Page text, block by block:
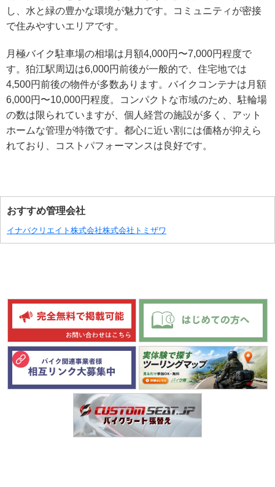
し、水と緑の豊かな環境が魅力です。コミュニティが密接
で住みやすいエリアです。
月極バイク駐車場の相場は月額4,000円〜7,000円程度で
す。狛江駅周辺は6,000円前後が一般的で、住宅地では
4,500円前後の物件が多数あります。バイクコンテナは月額
6,000円〜10,000円程度。コンパクトな市域のため、駐輪場
の数は限られていますが、個人経営の施設が多く、アット
ホームな管理が特徴です。都心に近い割には価格が抑えら
れており、コストパフォーマンスは良好です。
おすすめ管理会社
イナバクリエイト株式会社株式会社トミザワ